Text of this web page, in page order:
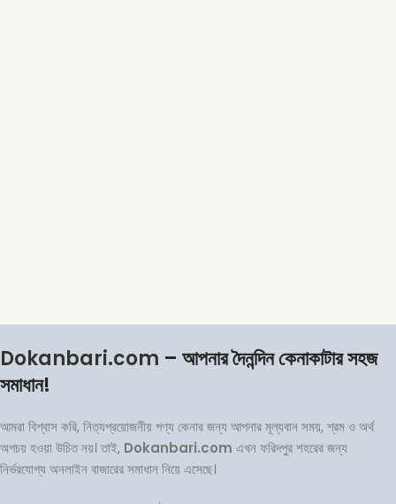
Dokanbari.com – আপনার দৈনন্দিন কেনাকাটার সহজ
সমাধান!
আমরা বিশ্বাস করি, নিত্যপ্রয়োজনীয় পণ্য কেনার জন্য আপনার মূল্যবান সময়, শ্রম ও অর্থ
অপচয় হওয়া উচিত নয়। তাই, Dokanbari.com এখন ফরিদপুর শহরের জন্য
নির্ভরযোগ্য অনলাইন বাজারের সমাধান নিয়ে এসেছে।